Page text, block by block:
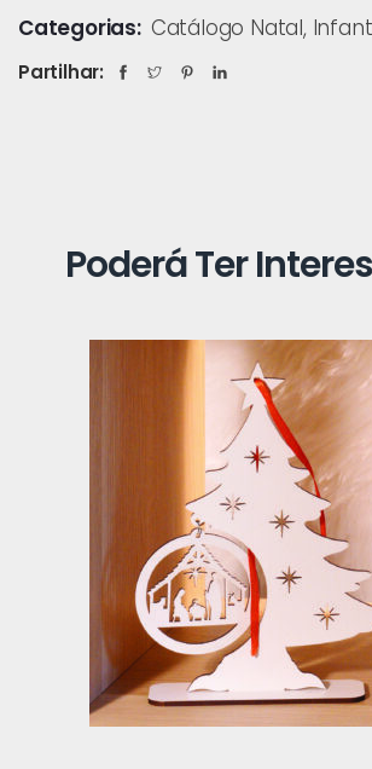
Categorias: Catálogo Natal,
Partilhar:
Poderá Ter